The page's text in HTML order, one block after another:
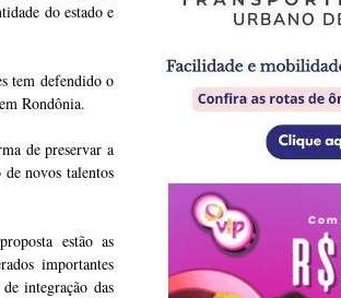
do estado e
tem defendido o
Rondônia.
de preservar a
novos talentos
estão as
importantes
integração das